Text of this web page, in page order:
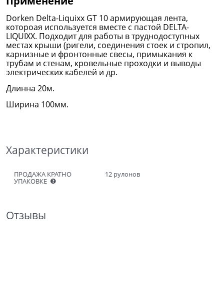
Dorken Delta-Liquixx GT 10 армирующая лента,
котороая используется вместе с пастой DELTA-
LIQUIXX. Подходит для работы в труднодоступных
местах крыши (ригели, соединения стоек и стропил,
карнизные и фронтонные свесы, примыкания к
трубам и стенам, кровельные проходки и выводы
электрических кабелей и др.
Длинна 20м.
Ширина 100мм.
Характеристики
ПРОДАЖА КРАТНО
УПАКОВКЕ
12 рулонов
Отзывы